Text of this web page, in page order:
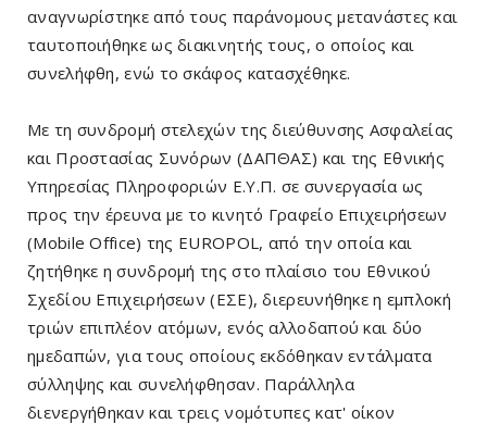
αναγνωρίστηκε από τους παράνομους μετανάστες και
ταυτοποιήθηκε ως διακινητής τους, ο οποίος και
συνελήφθη, ενώ το σκάφος κατασχέθηκε.
Με τη συνδρομή στελεχών της διεύθυνσης Ασφαλείας
και Προστασίας Συνόρων (ΔΑΠΘΑΣ) και της Εθνικής
Υπηρεσίας Πληροφοριών Ε.Υ.Π. σε συνεργασία ως
προς την έρευνα με το κινητό Γραφείο Επιχειρήσεων
(Mobile Office) της EUROPOL, από την οποία και
ζητήθηκε η συνδρομή της στο πλαίσιο του Εθνικού
Σχεδίου Επιχειρήσεων (ΕΣΕ), διερευνήθηκε η εμπλοκή
τριών επιπλέον ατόμων, ενός αλλοδαπού και δύο
ημεδαπών, για τους οποίους εκδόθηκαν εντάλματα
σύλληψης και συνελήφθησαν. Παράλληλα
διενεργήθηκαν και τρεις νομότυπες κατ' οίκον